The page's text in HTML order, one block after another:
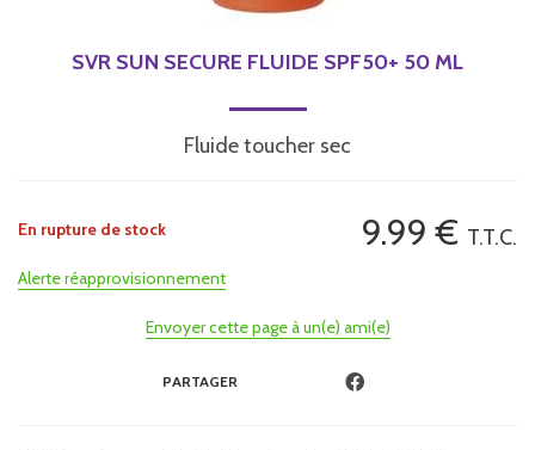
SVR SUN SECURE FLUIDE SPF50+ 50 ML
Fluide toucher sec
9.99 € T.T.C.
En rupture de stock
Alerte réapprovisionnement
Envoyer cette page à un(e) ami(e)
PARTAGER